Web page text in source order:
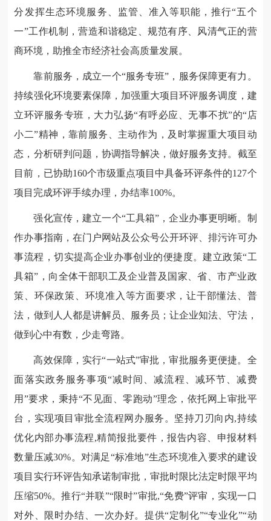
分发挥生态环境服务、监管、准入等职能，推行“五个
一”工作机制，营造和谐稳定、规范有序、风清气正的营
商环境，助推全市经济社会高质量发展。
靠前服务，成立一个“服务专班”，服务保障更有力。
持续强化环境要素保障，加强重大项目环评服务调度，建
立环评服务专班，大力弘扬“有呼必应、无事不扰”的“店
小二”精神，靠前服务、主动作为，及时掌握重大项目动
态，分析研判问题，协调指导解决，做好服务支持。截至
目前，已协助160个市级重点项目中具备环评条件的127个
项目完成环评手续办理，办结率100%。
强化宣传，建立一个“工具箱”，企业办事更明晰。制
作办事指南，在门户网站及公众号公开环评、排污许可办
事流程，切实提高企业办事创业的便捷度。建立政策“工
具箱”，向全体干部职工及企业普及国家、省、市产业政
策、环保政策、环境准入等方面要求，让干部懂法、普
法，做到人人都是讲解员、服务员；让企业知法、守法，
做到心中有数，少走弯路。
高效保障，实行“一站式”审批，审批服务更便捷。全
面落实政务服务事项“减时间、减流程、减环节、减费
用”要求，秉持“不见面、零跑动”理念，依托网上审批平
台，实现项目审批全流程网办服务。坚持刀刃向内,持续
优化内部办事流程,精简报批要件，报告内容、申报材料
数量压减30%。对满足“标准地”生态环境准入要求的建设
项目实行环评告知承诺制审批，审批时限比法定时限平均
压缩50%。推行“并联”“限时”审批,“免费”评审，实现一口
对外、限时办结、一次办好。提供“定制化”“专业化”“动